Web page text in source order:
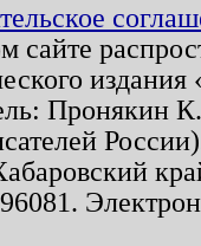
сайте
Пронякин